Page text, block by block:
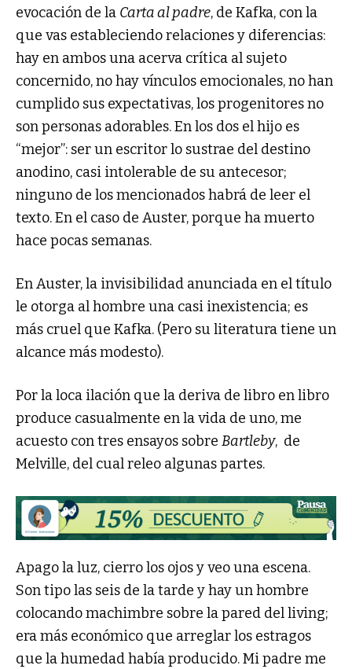
evocación de la Carta al padre, de Kafka, con la
que vas estableciendo relaciones y diferencias:
hay en ambos una acerva crítica al sujeto
concernido, no hay vínculos emocionales, no han
cumplido sus expectativas, los progenitores no
son personas adorables. En los dos el hijo es
“mejor”: ser un escritor lo sustrae del destino
anodino, casi intolerable de su antecesor;
ninguno de los mencionados habrá de leer el
texto. En el caso de Auster, porque ha muerto
hace pocas semanas.
En Auster, la invisibilidad anunciada en el título
le otorga al hombre una casi inexistencia; es
más cruel que Kafka. (Pero su literatura tiene un
alcance más modesto).
Por la loca ilación que la deriva de libro en libro
produce casualmente en la vida de uno, me
acuesto con tres ensayos sobre Bartleby, de
Melville, del cual releo algunas partes.
Apago la luz, cierro los ojos y veo una escena.
Son tipo las seis de la tarde y hay un hombre
colocando machimbre sobre la pared del living;
era más económico que arreglar los estragos
que la humedad había producido. Mi padre me